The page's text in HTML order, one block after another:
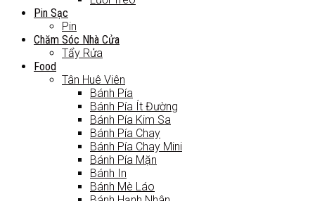
Pin Sạc
Pin
Chăm Sóc Nhà Cửa
Tẩy Rửa
Food
Tân Huê Viên
Bánh Pía
Bánh Pía Ít Đường
Bánh Pía Kim Sa
Bánh Pía Chay
Bánh Pía Chay Mini
Bánh Pía Mặn
Bánh In
Bánh Mè Láo